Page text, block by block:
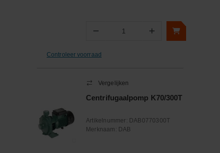
− Aantal +
Controleer voorraad
Vergelijken
Centrifugaalpomp K70/300T
Artikelnummer: DAB0770300T
Merknaam: DAB